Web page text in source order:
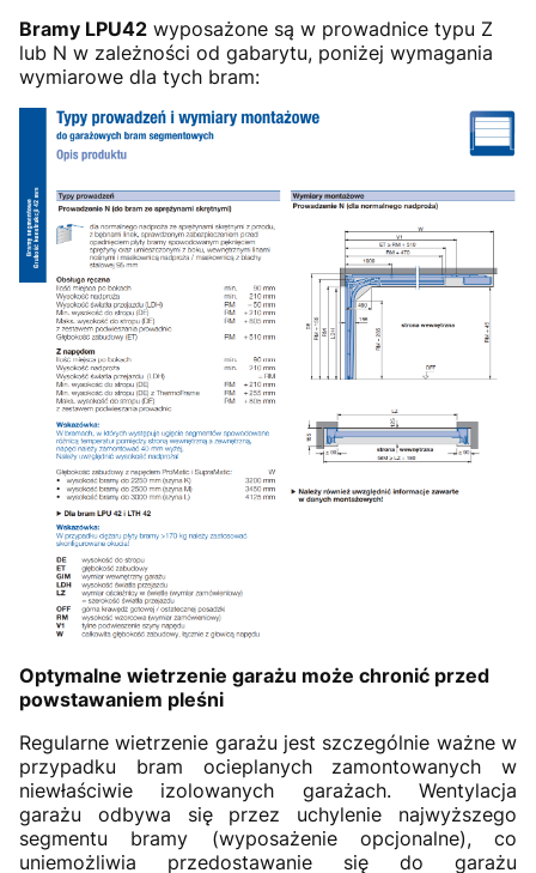
Bramy LPU42 wyposażone są w prowadnice typu Z
lub N w zależności od gabarytu, poniżej wymagania
wymiarowe dla tych bram:
Optymalne wietrzenie garażu może chronić przed
powstawaniem pleśni
Regularne wietrzenie garażu jest szczególnie ważne w
przypadku bram ocieplanych zamontowanych w
niewłaściwie izolowanych garażach. Wentylacja
garażu odbywa się przez uchylenie najwyższego
segmentu bramy (wyposażenie opcjonalne), co
uniemożliwia przedostawanie się do garażu